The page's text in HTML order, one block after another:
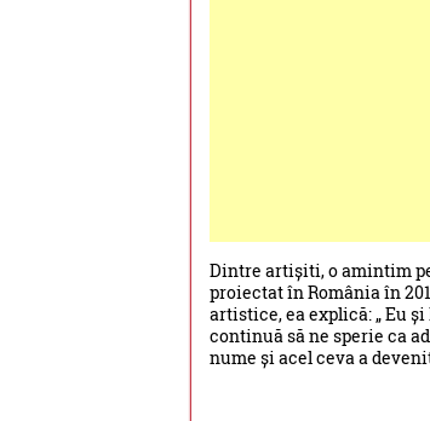
Dintre artișiti, o amintim
proiectat în România în
artistice, ea explică: „ Eu
continuă să ne sperie ca
nume și acel ceva a